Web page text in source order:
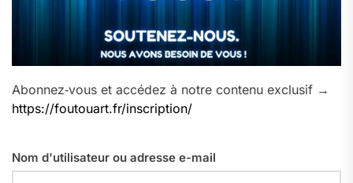
Abonnez‑vous et accédez à notre contenu exclusif →
https://foutouart.fr/inscription/
Nom d'utilisateur ou adresse e-mail